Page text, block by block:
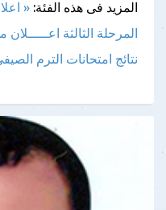
المزيد فى هذه الفئة: «
المرحلة الثالثة
نتائج امتحانات الترم الصيفي 2024-